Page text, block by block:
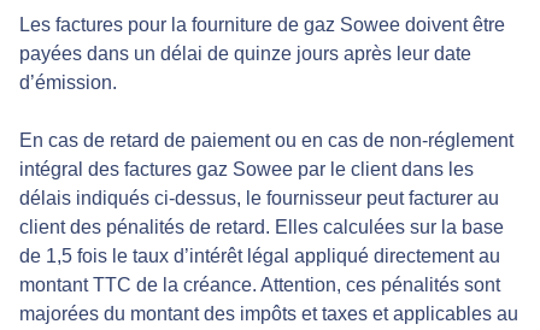
Les factures pour la fourniture de gaz Sowee doivent être
payées dans un délai de quinze jours après leur date
d’émission.
En cas de retard de paiement ou en cas de non-réglement
intégral des factures gaz Sowee par le client dans les
délais indiqués ci-dessus, le fournisseur peut facturer au
client des pénalités de retard. Elles calculées sur la base
de 1,5 fois le taux d’intérêt légal appliqué directement au
montant TTC de la créance. Attention, ces pénalités sont
majorées du montant des impôts et taxes et applicables au